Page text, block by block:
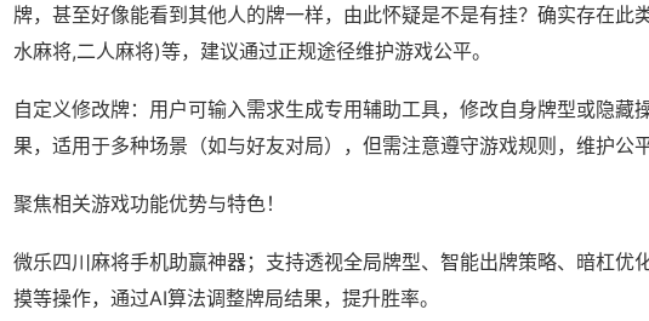
牌，甚至好像能看到其他人的牌一样，由此怀疑是不是有挂？确实存在此
水麻将,二人麻将)等，建议通过正规途径维护游戏公平。
自定义修改牌：用户可输入需求生成专用辅助工具，修改自身牌型或隐藏
果，适用于多种场景（如与好友对局），但需注意遵守游戏规则，维护公平
聚焦相关游戏功能优势与特色！
微乐四川麻将手机助赢神器；支持透视全局牌型、智能出牌策略、暗杠优
摸等操作，通过AI算法调整牌局结果，提升胜率。